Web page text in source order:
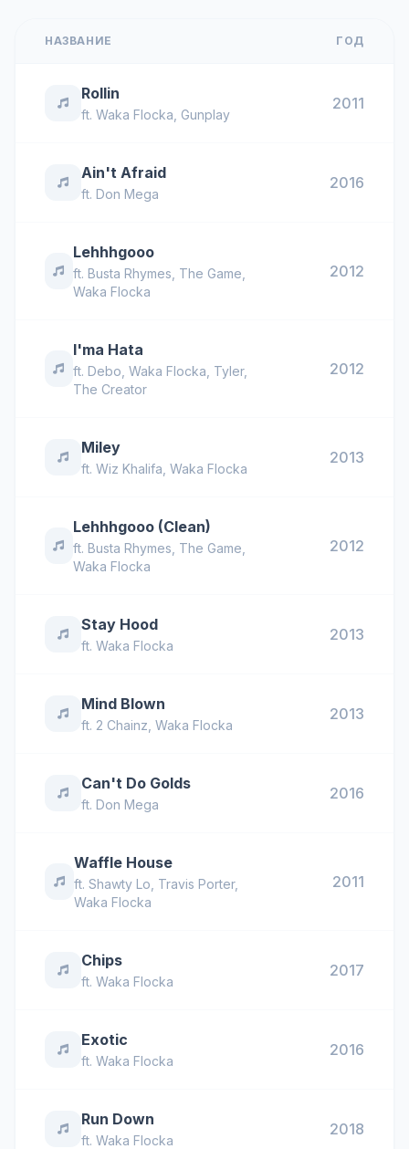
НАЗВАНИЕ ГОД
Rollin
ft. Waka Flocka Gunplay
2011
Ain't Afraid
ft. Don Mega
2016
Lehhhgooo
ft. Busta Rhymes The Game
Waka Flocka
2012
I'ma Hata
ft. Debo Waka Flocka Tyler,
The Creator
2012
Miley
ft. Wiz Khalifa Waka Flocka
2013
Lehhhgooo (Clean)
ft. Busta Rhymes The Game
Waka Flocka
2012
Stay Hood
ft. Waka Flocka
2013
Mind Blown
ft. 2 Chainz Waka Flocka
2013
Can't Do Golds
ft. Don Mega
2016
Waffle House
ft. Shawty Lo Travis Porter,
Waka Flocka
2011
Chips
ft. Waka Flocka
2017
Exotic
ft. Waka Flocka
2016
Run Down
ft. Waka Flocka
2018